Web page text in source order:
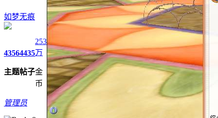
如梦无痕
4356
主题
4435
帖子
253
万
金
币
管理员